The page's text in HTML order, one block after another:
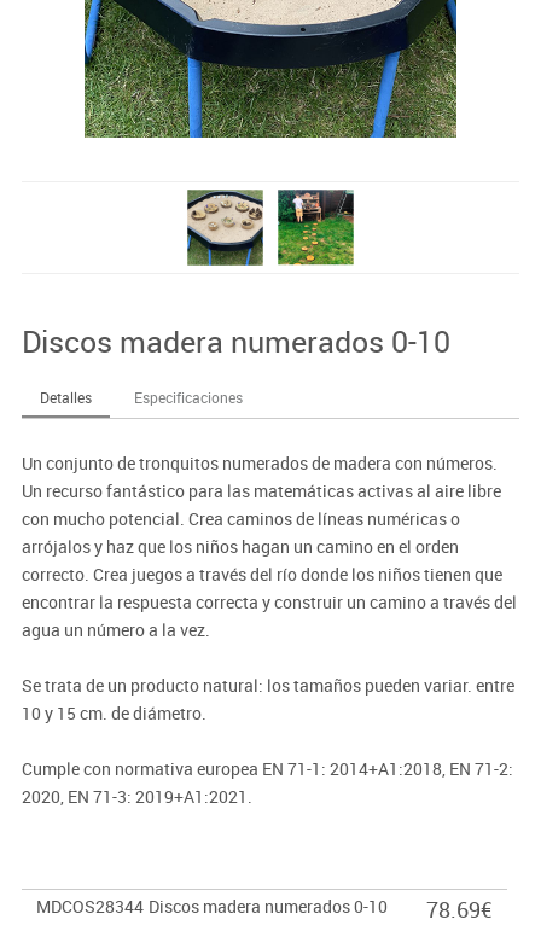
Discos madera numerados 0-10
Detalles Especificaciones
Un conjunto de tronquitos numerados de madera con números.
Un recurso fantástico para las matemáticas activas al aire libre
con mucho potencial. Crea caminos de líneas numéricas o
arrójalos y haz que los niños hagan un camino en el orden
correcto. Crea juegos a través del río donde los niños tienen que
encontrar la respuesta correcta y construir un camino a través del
agua un número a la vez.
Se trata de un producto natural: los tamaños pueden variar. entre
10 y 15 cm. de diámetro.
Cumple con normativa europea EN 71-1: 2014+A1:2018, EN 71-2:
2020, EN 71-3: 2019+A1:2021.
MDCOS28344 Discos madera numerados 0-10
78.69€